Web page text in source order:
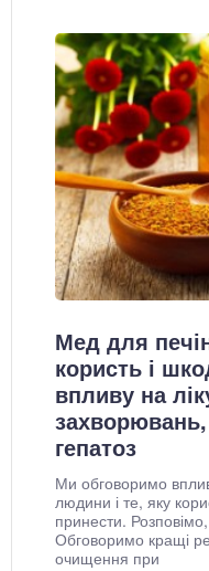
Мед для
користь і
впливу на
гепатоз
Ми обговоримо
людини і те, яку
принести.
Обговоримо кращі
очищення при